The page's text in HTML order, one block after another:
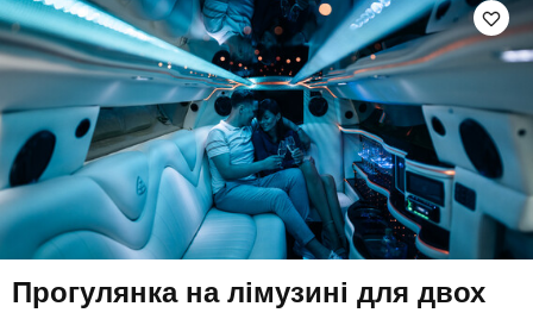
Прогулянка на лімузині для двох